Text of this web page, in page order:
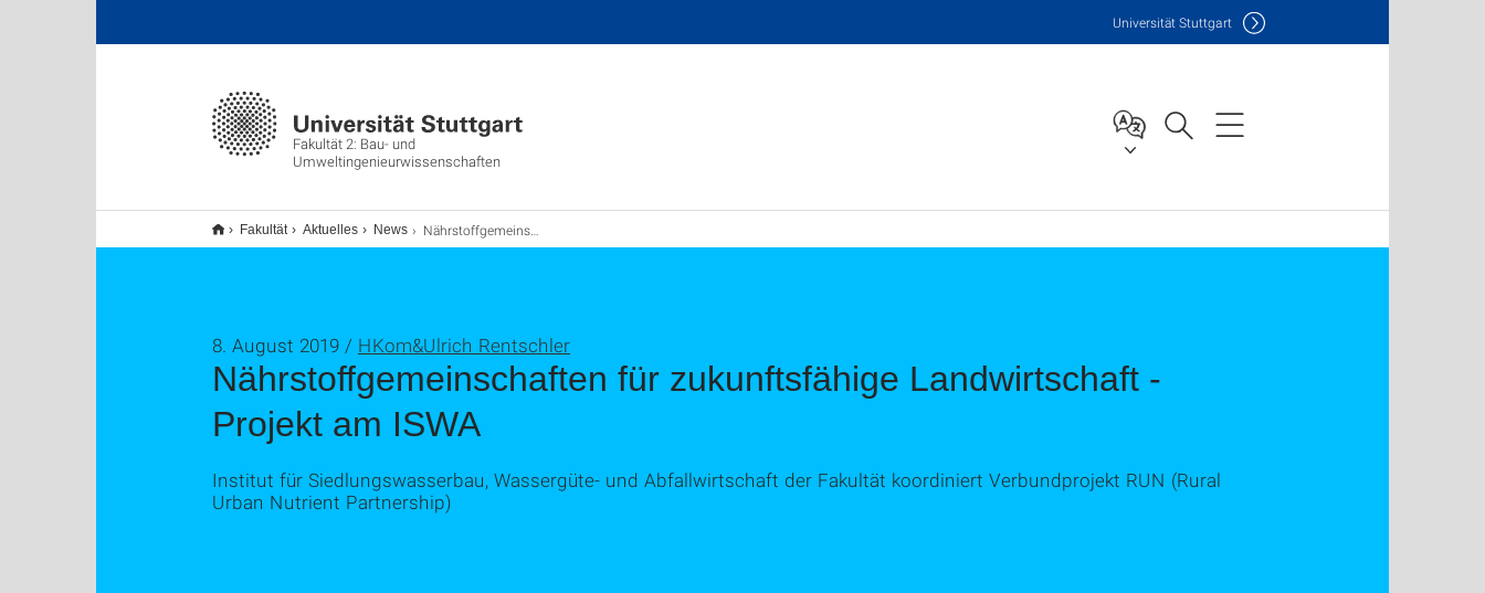
Fakultät 2: Bau- und
Umweltingenieurwissenschaften
Universität Stuttgart
Fakultät Aktuelles News Nährstoffgemeinschaften für zukunftsfähige Landwirtschaft - Projekt am ISWA
Nährstoffgemeinschaften für zukunftsfähige Landwirtschaft -
Projekt am ISWA
8. August 2019 / HKom&Ulrich Rentschler
Institut für Siedlungswasserbau, Wassergüte- und Abfallwirtschaft der Fakultät koordiniert Verbundprojekt RUN (Rural
Urban Nutrient Partnership)